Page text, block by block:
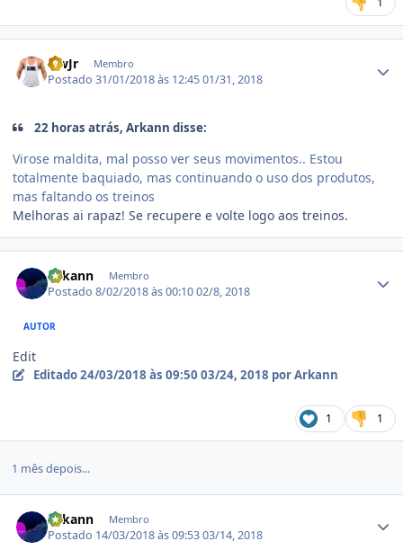
NwJr Membro
Postado31/01/2018 às 12:4501/31, 2018
22 horas atrás, Arkann disse:
Virose maldita, mal posso ver seus movimentos.. Estou
totalmente baquiado, mas continuando o uso dos produtos,
mas faltando os treinos
Melhoras ai rapaz! Se recupere e volte logo aos treinos.
Arkann Membro
Postado8/02/2018 às 00:1002/8, 2018
AUTOR
Edit
Editado24/03/2018 às 09:50 03/24, 2018 por Arkann
1 1
1 mês depois...
Arkann Membro
Postado 14/03/2018 às 09:5303/14, 2018